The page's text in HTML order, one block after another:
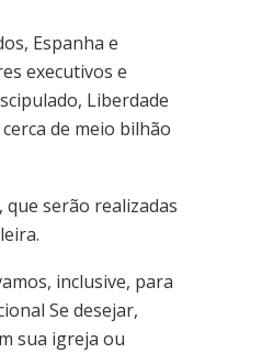
Espanha e
executivos e
Liberdade
de meio bilhão
serão realizadas
inclusive, para
Se desejar,
sua igreja ou